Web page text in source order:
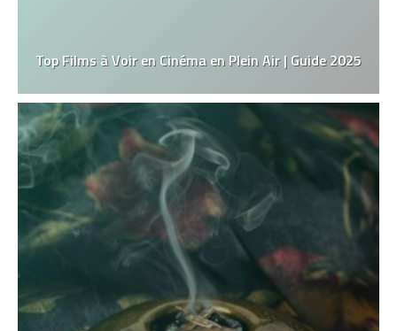
Top Films à Voir en Cinéma en Plein Air | Guide 2025